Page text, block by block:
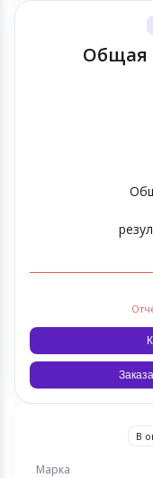
Общая
В
Марка